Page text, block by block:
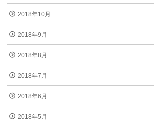
2018年10月
2018年9月
2018年8月
2018年7月
2018年6月
2018年5月